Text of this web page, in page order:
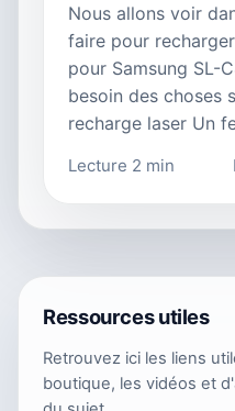
Nous allons voir
faire pour
pour Samsung SL-
besoin des choses
recharge laser Un
Lecture 2 min
Ressources utiles
Retrouvez ici les liens
boutique, les vidéos et